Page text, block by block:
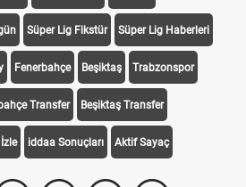
Süper Lig Fikstür Süper Lig Haberleri
Fenerbahçe Beşiktaş Trabzonspor
Transfer Beşiktaş Transfer
iddaa Sonuçları Aktif Sayaç